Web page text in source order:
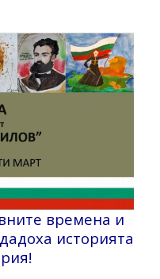
времена и
историята